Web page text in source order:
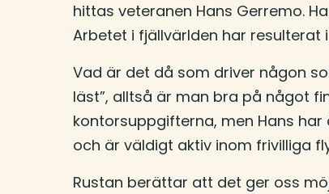
hittas veteranen Hans Gerremo.
Arbetet i fjällvärlden har
Vad är det då som driver någon
läst”, alltså är man bra på något
kontorsuppgifterna, men Hans
och är väldigt aktiv inom frivilliga
Rustan berättar att det ger oss